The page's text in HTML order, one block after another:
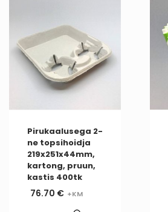
Pirukaalusega 2-
ne topsihoidja
219x251x44mm,
kartong, pruun,
kastis 400tk
76.70 €